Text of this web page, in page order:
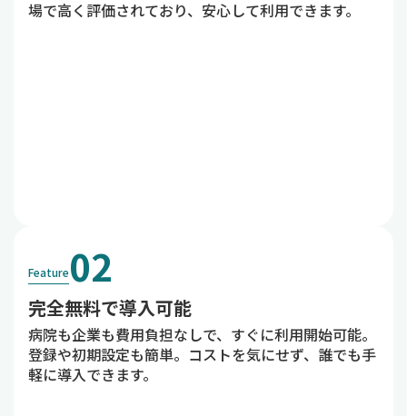
場で高く評価されており、安心して利用できます。
Feature02
完全無料で導入可能
病院も企業も費用負担なしで、すぐに利用開始可能。
登録や初期設定も簡単。コストを気にせず、誰でも手
軽に導入できます。